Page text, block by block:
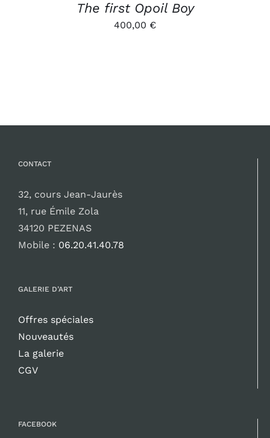
The first Opoil Boy
400,00 €
CONTACT
32, cours Jean-Jaurès
11, rue Émile Zola
34120 PEZENAS
Mobile : 06.20.41.40.78
GALERIE D’ART
Offres spéciales
Nouveautés
La galerie
CGV
FACEBOOK